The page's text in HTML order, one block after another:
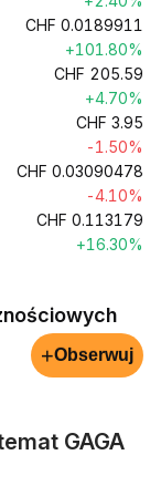
CHF 0.0189911
+101.80%
CHF 205.59
+4.70%
CHF 3.95
-1.50%
CHF 0.03090478
-4.10%
CHF 0.113179
+16.30%
+Obserwuj
GAGA